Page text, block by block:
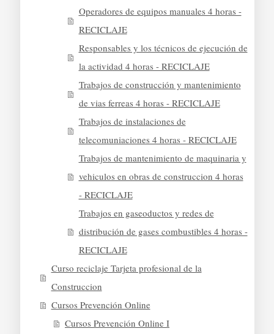
Operadores de equipos manuales 4 horas -
RECICLAJE
Responsables y los técnicos de ejecución de
la actividad 4 horas - RECICLAJE
Trabajos de construcción y mantenimiento
de vias ferreas 4 horas - RECICLAJE
Trabajos de instalaciones de
telecomuniaciones 4 horas - RECICLAJE
Trabajos de mantenimiento de maquinaria y
vehiculos en obras de construccion 4 horas
- RECICLAJE
Trabajos en gaseoductos y redes de
distribución de gases combustibles 4 horas -
RECICLAJE
Curso reciclaje Tarjeta profesional de la
Construccion
Cursos Prevención Online
Cursos Prevención Online I